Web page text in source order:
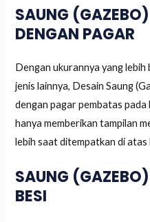
SAUNG
DENGAN PAGAR
Dengan ukurannya yang lebih
jenis lainnya, Desain Saung
dengan pagar pembatas
hanya memberikan tampilan
lebih saat ditempatkan di atas
SAUNG
BESI